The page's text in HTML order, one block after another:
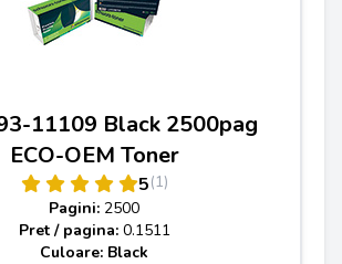
11109 Black 2500pag
ECO-OEM Toner
5(1)
Pagini: 2500
Pret / pagina: 0.1511
Culoare: Black